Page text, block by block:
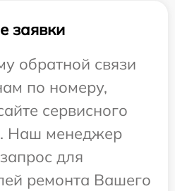
заявки
обратной связи
по номеру,
сервисного
Наш менеджер
для
ремонта Вашего